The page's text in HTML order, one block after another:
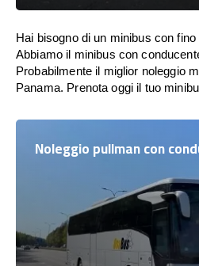
Hai bisogno di un minibus con
Abbiamo il minibus con
Probabilmente il miglior noleggio
Panama. Prenota oggi il tuo
Noleggio pullman con